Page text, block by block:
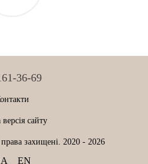
36-69
сайту
захищені. 2020 - 2026
EN